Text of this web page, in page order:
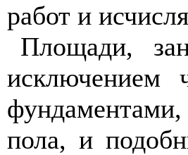
работ и
Площади,
исключением
пола, и